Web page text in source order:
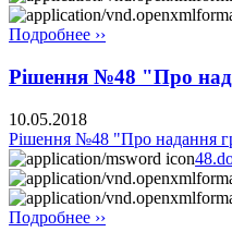
Подробнее ››
Рішення №48 "Про
10.05.2018
Рішення №48 "Про надання
Подробнее ››